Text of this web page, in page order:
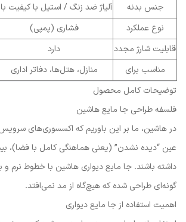
جنس بدنه
آلیاژ ضد زنگ / استیل با کیفیت
نوع عملکرد
فشاری (پمپی)
قابلیت شارژ مجدد
دارد
مناسب برای
منازل، هتل‌ها، دفاتر اداری
توضیحات کامل محصول
فلسفه طراحی جا مایع هاشین
در هاشین، ما بر این باوریم که اکسسوری‌های
عین “دیده نشدن” (یعنی هماهنگی کامل با فضا)،
داشته باشند. جا مایع دیواری هاشین با خطوط نرم و
گونه‌ای طراحی شده که هیچ‌گاه از مد نمی‌افتد.
اهمیت استفاده از جا مایع دیواری